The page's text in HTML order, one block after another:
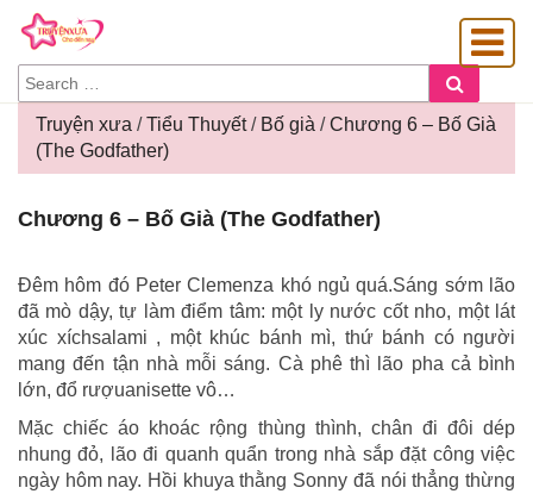
SEARCH
FOR:
Truyện xưa /Tiểu Thuyết/ Bố già /Chương 6 – Bố Già
(The Godfather)
6
Bố
Già
(The
Godfather)
Chương 6 – Bố Già (The Godfather)
Đêm hôm đó Peter Clemenza khó ngủ quá.Sáng sớm lão
đã mò dậy, tự làm điểm tâm: một ly nước cốt nho, một lát
xúc xíchsalami , một khúc bánh mì, thứ bánh có người
mang đến tận nhà mỗi sáng. Cà phê thì lão pha cả bình
lớn, đổ rượuanisette vô…
Mặc chiếc áo khoác rộng thùng thình, chân đi đôi dép
nhung đỏ, lão đi quanh quẩn trong nhà sắp đặt công việc
ngày hôm nay. Hồi khuya thằng Sonny đã nói thẳng thừng